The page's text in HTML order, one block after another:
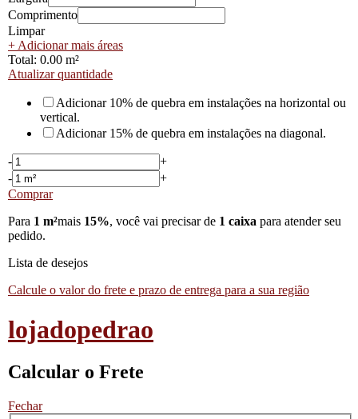
Comprimento
Limpar
+ Adicionar mais áreas
Total: 0.00 m²
Atualizar quantidade
Adicionar 10% de quebra em instalações na horizontal ou
vertical.
Adicionar 15% de quebra em instalações na diagonal.
-
+
-
+
Comprar
Para 1 m²mais 15%, você vai precisar de 1 caixa para atender seu
pedido.
Lista de desejos
Calcule o valor do frete e prazo de entrega para a sua região
lojadopedrao
Calcular o Frete
Fechar